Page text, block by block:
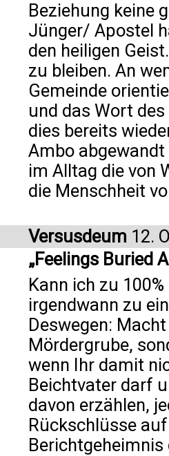
Beziehung keine
Jünger/ Apostel
den heiligen
zu bleiben. An
Gemeinde
und das Wort
dies bereits
Ambo
im Alltag die von
die Menschheit
Versusdeum 12.
„Feelings Buried
Kann ich zu
irgendwann zu
Deswegen:
Mördergrube,
wenn Ihr damit
Beichtvater darf
davon erzählen,
Rückschlüsse